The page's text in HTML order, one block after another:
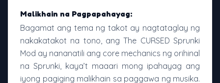
Malikhain na Pagpapahayag:
Bagamat ang tema ng takot ay nagtataglay ng
nakakatakot na tono, ang The CURSED Sprunki
Mod ay nananatili ang core mechanics ng orihinal
na Sprunki, kaya’t maaari mong ipahayag ang
iyong pagiging malikhain sa paggawa ng musika.